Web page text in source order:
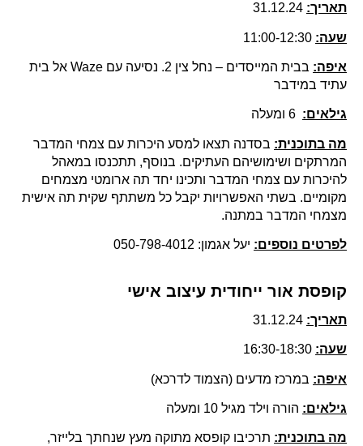
תאריך:
שעה:
איפה:
בבית המייסדים – נחל צין 2. נסיעה עם Waze אל בית
עתיד במידבר
גילאים:
מה בתוכנית: בסדנה תצאו למסע היכרות עם צמחי המדבר
המרתקים ושימושיהם העתיקים. בנוסף, תתכנסו במאהל
להיכרות עם צמחי המדבר ותכינו יחד תה ארומטי מצמחים
מקומיים. בשתי האפשרויות יקבל כל משתתף שקית תה אישית
מצמחי המדבר במתנה.
לפרטים נוספים: יעל אגמון: 050-798-4012
קופסת אור ייחודית עיצוב אישי
תאריך:
שעה:
איפה: במרכז מדעים (הצמוד לדרכא)
גילאים: הורה וילד מגיל 10 ומעלה
מה בתוכנית: תרכיבו קופסא מתוקה מעץ שנחתך בלייזר,